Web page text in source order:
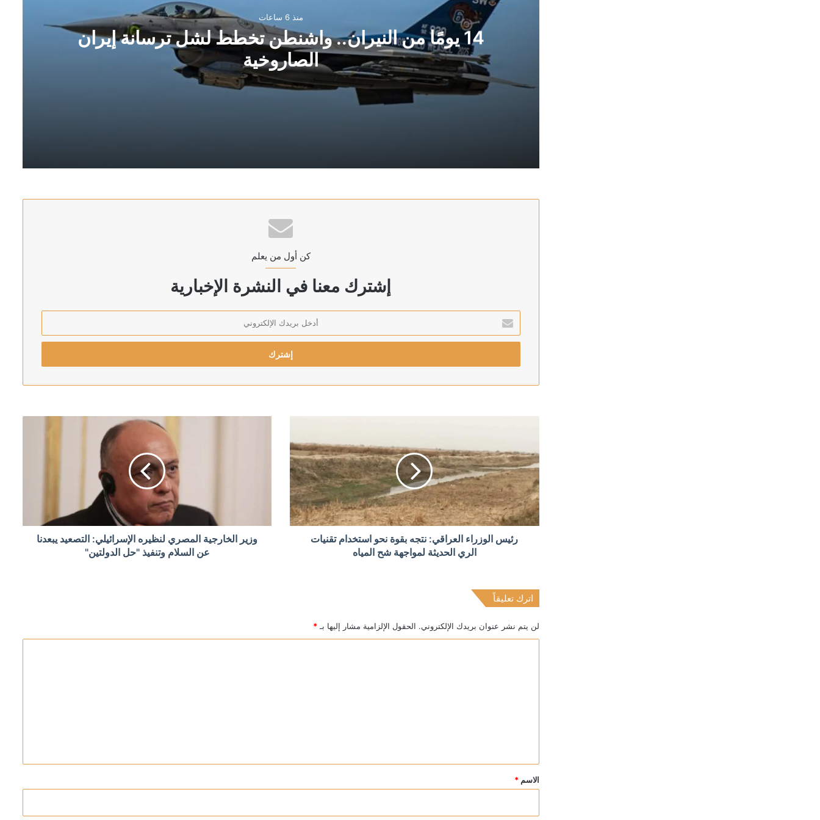
منذ 6 ساعات
14 يومًا من النيران.. واشنطن تخطط لشل ترسانة إيران
الصاروخية
وارسو تتهم روسيا.. صاروخ «كروز» في بولندا يختبر جاهزية «الناتو»
حادث العين السخنة في مصر.. سيدة تصيب 17 شخصا داخل قرية سياحية
منذ 9 ساعات
تحقيق يكشف: الهند أرسلت 2596 شحنة من الأسلحة لجيش الاحتلال خلال حرب غزة
جبريل الرجوب: يجب إجراء الانتخابات الرئاسة أولا والتوافق على شخصية وطنية مع الجميع
منذ 10 ساعات
كن أول من يعلم
إشترك معنا في النشرة الإخبارية
بريدك
الإلكتروني
رئيس الوزراء العراقي: نتجه بقوة نحو استخدام تقنيات
الري الحديثة لمواجهة شح المياه
وزير الخارجية المصري لنظيره الإسرائيلي: التصعيد يبعدنا
عن السلام وتنفيذ "حل الدولتين"
اترك تعليقاً
لن يتم نشر عنوان بريدك الإلكتروني. الحقول الإلزامية مشار إليها بـ *
*
الاسم *